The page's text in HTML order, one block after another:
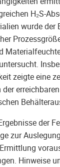
H₂S-
wurde der
zeigte eine
der
zur
Hinweise